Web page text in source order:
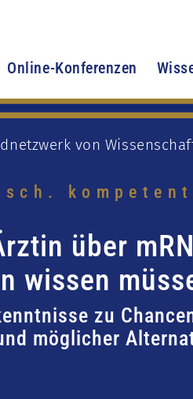
Online-Konferenzen
von
über
wissen
zu
möglicher